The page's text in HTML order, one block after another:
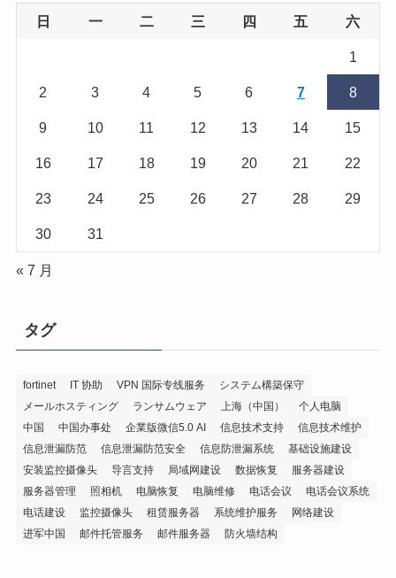
日 一 二 三 四 五 六
1
2 3 4 5 6 7 8
9 10 11 12 13 14 15
16 17 18 19 20 21 22
23 24 25 26 27 28 29
30 31
« 7 月
タグ
fortinet IT 协助 VPN 国际专线服务
システム構築保守
メールホスティング
ランサムウェア 上海（中国）
个人电脑
中国
中国办事处 企業版微信5.0 AI 信息技术支持
信息技术维护
信息泄漏防范
信息泄漏防范安全 信息防泄漏系统
基础设施建设
安装监控摄像头
导言支持 局域网建设 数据恢复
服务器建设
服务器管理
照相机 电脑恢复 电脑维修 电话会议
电话会议系统
电话建设
监控摄像头 租赁服务器 系统维护服务
网络建设
进军中国
邮件托管服务 邮件服务器 防火墙结构